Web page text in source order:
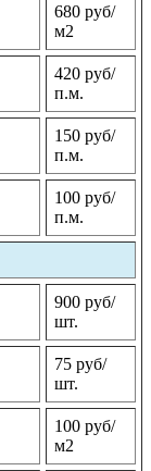
680 руб/
м2
420 руб/
п.м.
150 руб/
п.м.
100 руб/
п.м.
900 руб/
шт.
75 руб/
шт.
100 руб/
м2